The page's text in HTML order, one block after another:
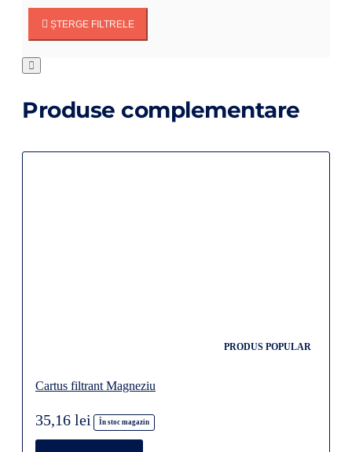
ȘTERGE FILTRELE
Produse complementare
PRODUS POPULAR
Cartus filtrant Magneziu
În stoc magazin
35,16 lei